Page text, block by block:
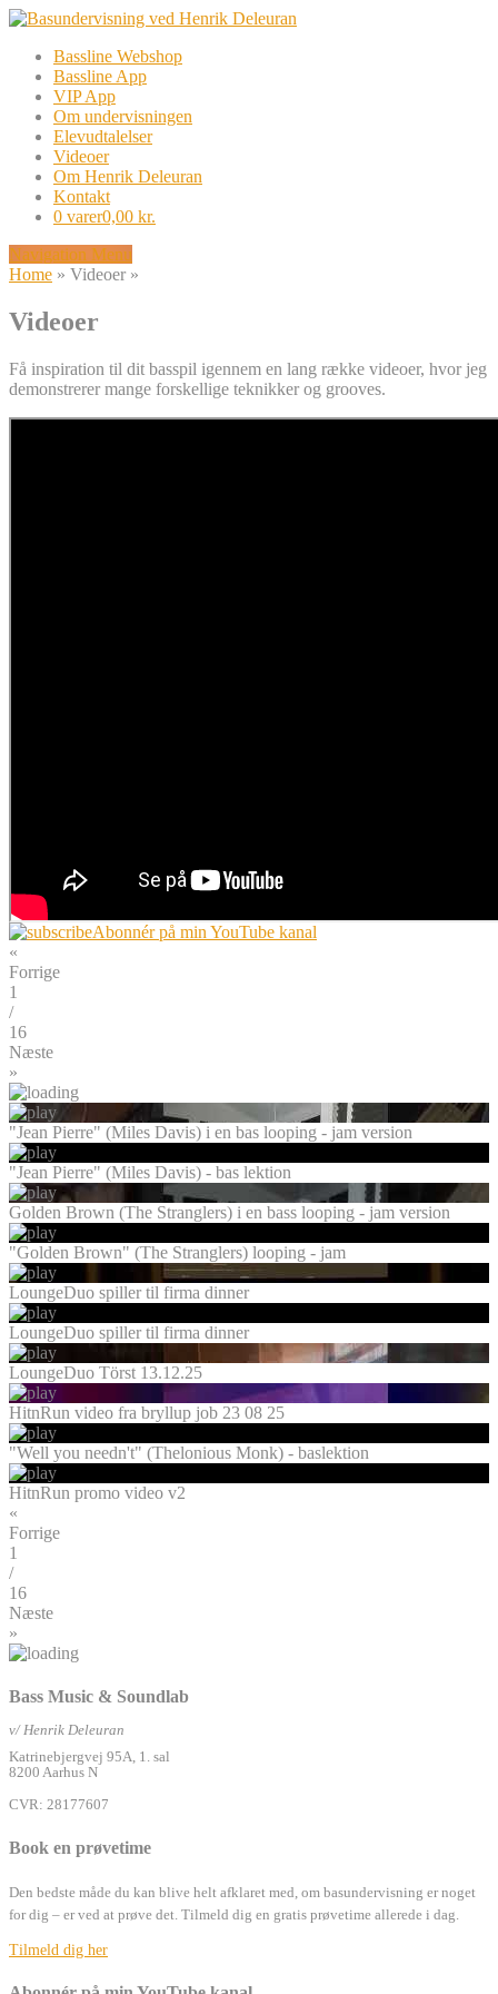
Bassline Webshop
Bassline App
VIP App
Om undervisningen
Elevudtalelser
Videoer
Om Henrik Deleuran
Kontakt
0 varer0,00 kr.
Navigation Menu
Home » Videoer »
Videoer
Få inspiration til dit basspil igennem en lang række videoer, hvor jeg
demonstrerer mange forskellige teknikker og grooves.
Abonnér på min YouTube kanal
«
Forrige
1
/
16
Næste
»
"Jean Pierre" (Miles Davis) i en bas looping - jam version
"Jean Pierre" (Miles Davis) - bas lektion
Golden Brown (The Stranglers) i en bass looping - jam version
"Golden Brown" (The Stranglers) looping - jam
LoungeDuo spiller til firma dinner
LoungeDuo spiller til firma dinner
LoungeDuo Törst 13.12.25
HitnRun video fra bryllup job 23 08 25
"Well you needn't" (Thelonious Monk) - baslektion
HitnRun promo video v2
«
Forrige
1
/
16
Næste
»
Bass Music & Soundlab
v/ Henrik Deleuran
Katrinebjergvej 95A, 1. sal
8200 Aarhus N
CVR: 28177607
Book en prøvetime
Den bedste måde du kan blive helt afklaret med, om basundervisning er noget
for dig – er ved at prøve det. Tilmeld dig en gratis prøvetime allerede i dag.
Tilmeld dig her